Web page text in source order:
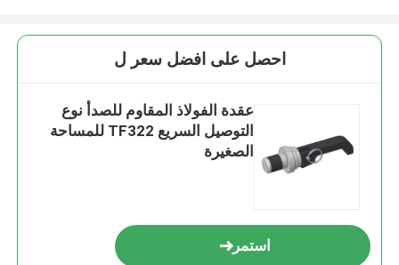
احصل على افضل سعر ل
عقدة الفولاذ المقاوم للصدأ نوع
التوصيل السريع TF322 للمساحة
الصغيرة
استمر